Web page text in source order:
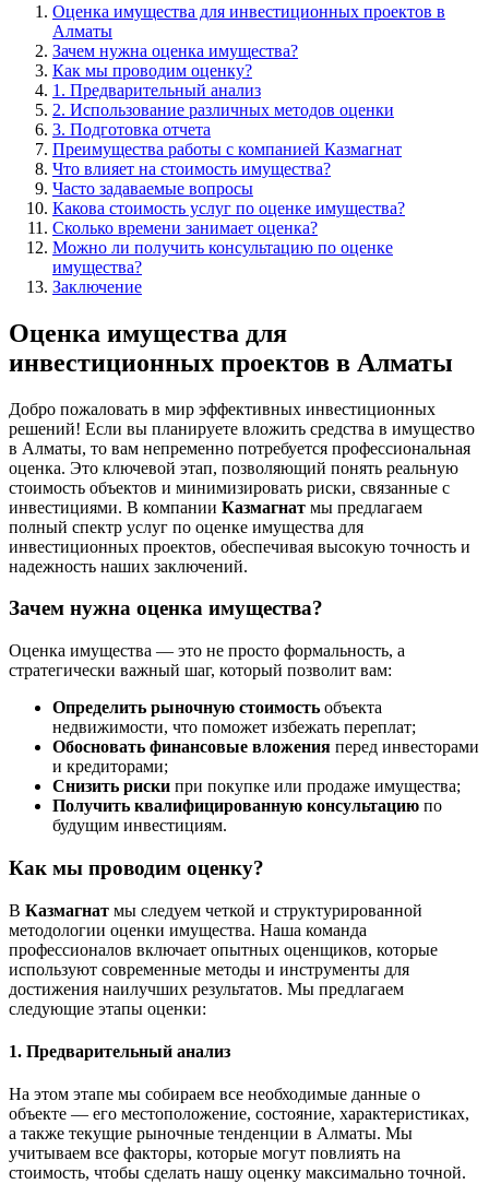
Оценка имущества для инвестиционных проектов в
Алматы
Зачем нужна оценка имущества?
Как мы проводим оценку?
1. Предварительный анализ
2. Использование различных методов оценки
3. Подготовка отчета
Преимущества работы с компанией Казмагнат
Что влияет на стоимость имущества?
Часто задаваемые вопросы
Какова стоимость услуг по оценке имущества?
Сколько времени занимает оценка?
Можно ли получить консультацию по оценке
имущества?
Заключение
Оценка имущества для
инвестиционных проектов в Алматы
Добро пожаловать в мир эффективных инвестиционных
решений! Если вы планируете вложить средства в имущество
в Алматы, то вам непременно потребуется профессиональная
оценка. Это ключевой этап, позволяющий понять реальную
стоимость объектов и минимизировать риски, связанные с
инвестициями. В компании Казмагнат мы предлагаем
полный спектр услуг по оценке имущества для
инвестиционных проектов, обеспечивая высокую точность и
надежность наших заключений.
Зачем нужна оценка имущества?
Оценка имущества — это не просто формальность, а
стратегически важный шаг, который позволит вам:
Определить рыночную стоимость объекта
недвижимости, что поможет избежать переплат;
Обосновать финансовые вложения перед инвесторами
и кредиторами;
Снизить риски при покупке или продаже имущества;
Получить квалифицированную консультацию по
будущим инвестициям.
Как мы проводим оценку?
В Казмагнат мы следуем четкой и структурированной
методологии оценки имущества. Наша команда
профессионалов включает опытных оценщиков, которые
используют современные методы и инструменты для
достижения наилучших результатов. Мы предлагаем
следующие этапы оценки:
1. Предварительный анализ
На этом этапе мы собираем все необходимые данные о
объекте — его местоположение, состояние, характеристиках,
а также текущие рыночные тенденции в Алматы. Мы
учитываем все факторы, которые могут повлиять на
стоимость, чтобы сделать нашу оценку максимально точной.